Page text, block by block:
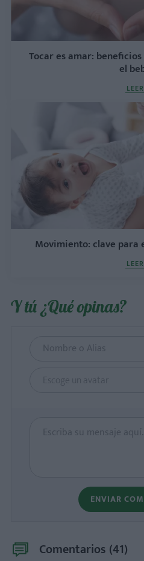
Tocar es amar:
el
LEER
Movimiento: clave para
LEER
Y tú ¿Qué opinas?
Escoge un avatar
ENVIAR
Comentarios (41)